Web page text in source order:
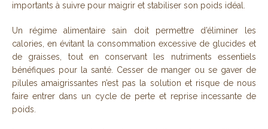
importants à suivre pour maigrir et stabiliser son poids idéal.
Un régime alimentaire sain doit permettre d’éliminer les
calories, en évitant la consommation excessive de glucides et
de graisses, tout en conservant les nutriments essentiels
bénéfiques pour la santé. Cesser de manger ou se gaver de
pilules amaigrissantes n’est pas la solution et risque de nous
faire entrer dans un cycle de perte et reprise incessante de
poids.